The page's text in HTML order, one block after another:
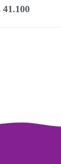
Brasilera
41.100
-